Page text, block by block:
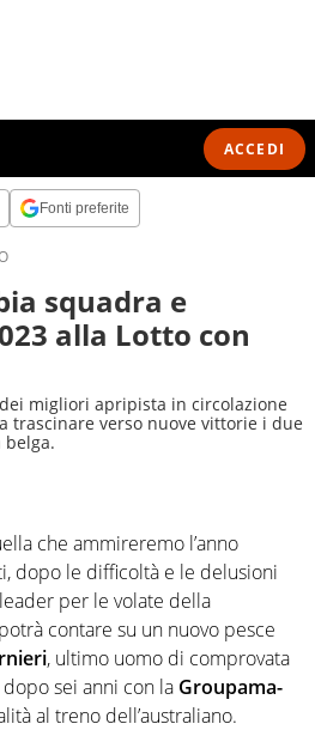
ACCEDI
Fonti preferite
squadra e
alla Lotto con
migliori apripista in circolazione
trascinare verso nuove vittorie i due
che ammireremo l’anno
dopo le difficoltà e le delusioni
per le volate della
potrà contare su un nuovo pesce
, ultimo uomo di comprovata
sei anni con la Groupama-
al treno dell’australiano.